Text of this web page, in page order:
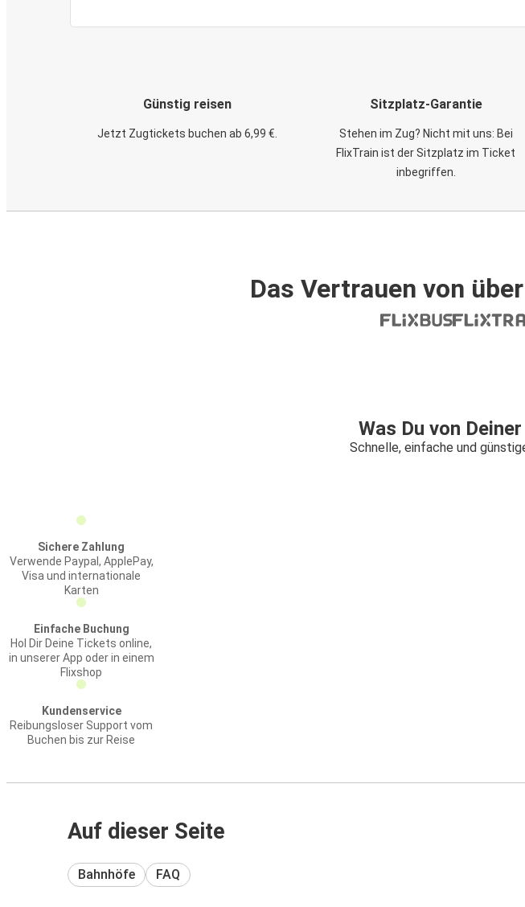
Günstig reisen
Jetzt Zugtickets buchen ab 6,99 €.
Sitzplatz-Garantie
Stehen im Zug? Nicht mit uns: Bei
FlixTrain ist der Sitzplatz im Ticket
inbegriffen.
Das Vertrauen von
Was Du von
Schnelle, einfache und
Sichere Zahlung
Verwende Paypal, ApplePay,
Visa und internationale
Karten
Einfache Buchung
Hol Dir Deine Tickets online,
in unserer App oder in einem
Flixshop
Kundenservice
Reibungsloser Support vom
Buchen bis zur Reise
Auf dieser Seite
Bahnhöfe FAQ